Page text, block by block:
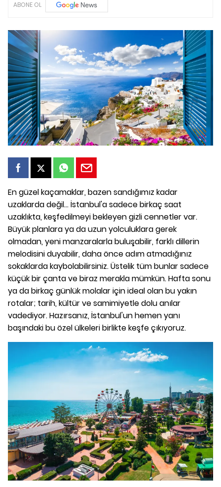
ABONE OL
En güzel kaçamaklar, bazen sandığımız kadar
uzaklarda değil... İstanbul'a sadece birkaç saat
uzaklıkta, keşfedilmeyi bekleyen gizli cennetler var.
Büyük planlara ya da uzun yolculuklara gerek
olmadan, yeni manzaralarla buluşabilir, farklı dillerin
melodisini duyabilir, daha önce adım atmadığınız
sokaklarda kaybolabilirsiniz. Üstelik tüm bunlar sadece
küçük bir çanta ve biraz merakla mümkün. Hafta sonu
ya da birkaç günlük molalar için ideal olan bu yakın
rotalar; tarih, kültür ve samimiyetle dolu anılar
vadediyor. Hazırsanız, İstanbul'un hemen yanı
başındaki bu özel ülkeleri birlikte keşfe çıkıyoruz.